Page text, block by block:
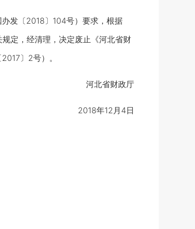
发〔2018〕104号）要求，根据
定，经清理，决定废止《河北省财
〕2号）。
河北省财政厅
2018年12月4日